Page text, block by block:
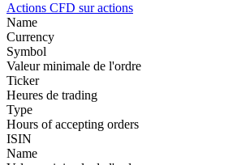
Actions CFD sur actions
Name
Currency
Symbol
Valeur minimale de l'ordre
Ticker
Heures de trading
Type
Hours of accepting orders
ISIN
Name